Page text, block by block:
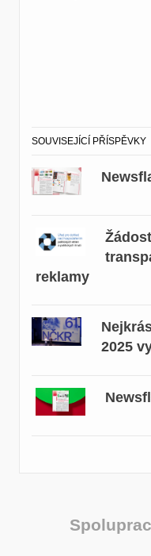
SOUVISEJÍCÍ PŘÍSPĚVKY
reklamy
2025